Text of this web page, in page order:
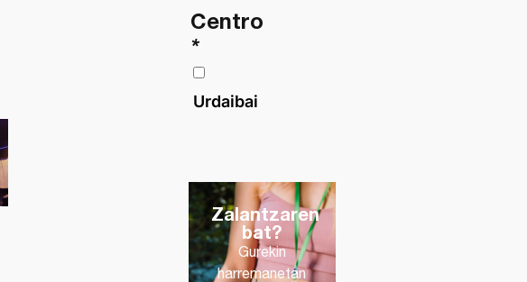
Centro
*
Urdaibai
Zalantzaren
bat?
Gurekin
harremanetan